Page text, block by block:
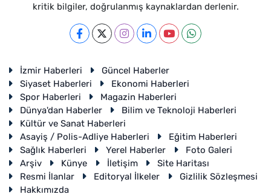
kritik bilgiler, doğrulanmış kaynaklardan derlenir.
İzmir Haberleri
Güncel Haberler
Siyaset Haberleri
Ekonomi Haberleri
Spor Haberleri
Magazin Haberleri
Dünya'dan Haberler
Bilim ve Teknoloji Haberleri
Kültür ve Sanat Haberleri
Asayiş / Polis-Adliye Haberleri
Eğitim Haberleri
Sağlık Haberleri
Yerel Haberler
Foto Galeri
Arşiv
Künye İletişim
Site Haritası
Resmi İlanlar
Editoryal İlkeler
Gizlilik Sözleşmesi
Hakkımızda